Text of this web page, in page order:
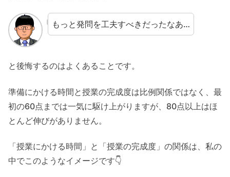
もっと発問を工夫すべきだったなあ…
と後悔するのはよくあることです。
準備にかける時間と授業の完成度は比例関係ではなく、最
初の60点までは一気に駆け上がりますが、80点以上はほ
とんど伸びがありません。
「授業にかける時間」と「授業の完成度」の関係は、私の
中でこのようなイメージです👇